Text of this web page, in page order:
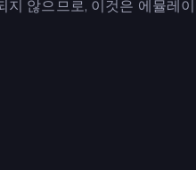
지 않으므로, 이것은 에뮬레